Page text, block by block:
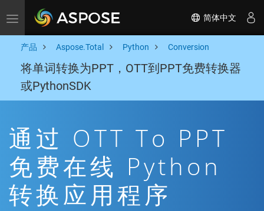
Toggle navigation 简体中文
产品 Aspose.Total Python Conversion
将单词转换为PPT，OTT到PPT免费转换器
或PythonSDK
通过 OTT To PPT
免费在线 Python
转换应用程序